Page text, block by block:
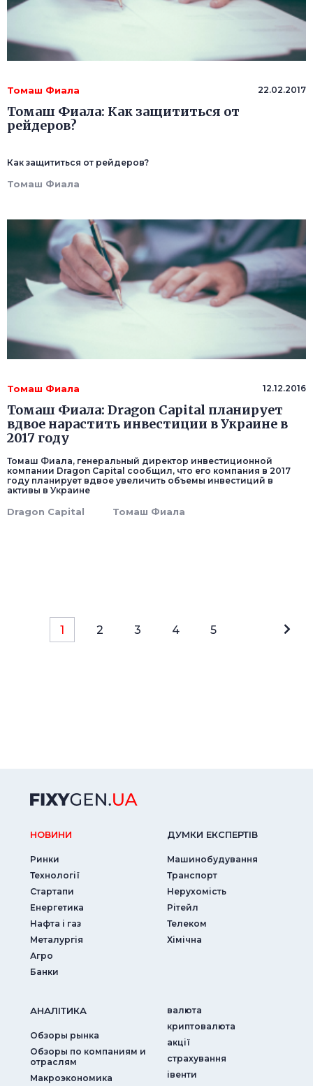
Томаш Фиала 22.02.2017
Томаш Фиала: Как защититься от
рейдеров?
Как защититься от рейдеров?
Томаш Фиала
Томаш Фиала 12.12.2016
Томаш Фиала: Dragon Capital планирует
вдвое нарастить инвестиции в Украине в
2017 году
Томаш Фиала, генеральный директор инвестиционной
компании Dragon Capital сообщил, что его компания в 2017
году планирует вдвое увеличить объемы инвестиций в
активы в Украине
Dragon Capital Томаш Фиала
1 2 3 4 5
НОВИНИ
Ринки
Технології
Стартапи
Енергетика
Нафта і газ
Металургія
Агро
Банки
ДУМКИ ЕКСПЕРТIВ
Машинобудування
Транспорт
Нерухомість
Рітейл
Телеком
Хімічна
АНАЛIТИКА
Обзоры рынка
Обзоры по компаниям и
отраслям
Макроэкономика
валюта
криптовалюта
акції
страхування
iвенти